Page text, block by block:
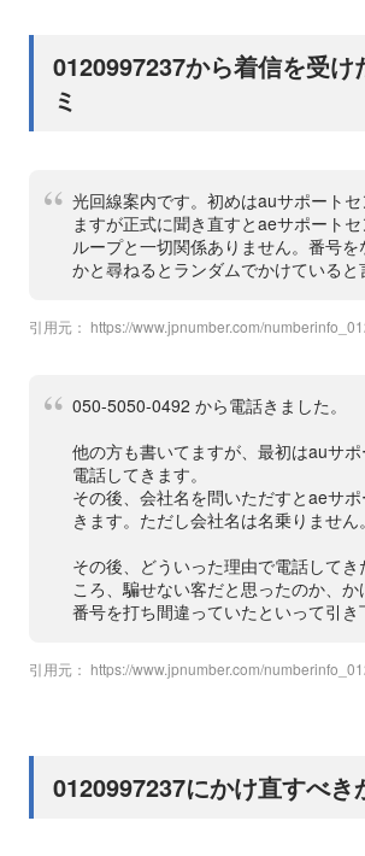
0120997237から着信を受け
ミ
光回線案内です。初めはauサポート
ますが正式に聞き直すとaeサポート
ループと一切関係ありません。番号を
かと尋ねるとランダムでかけていると
引用元： https://www.jpnumber.com/
050-5050-0492 から電話きました。
他の方も書いてますが、最初はauサ
電話してきます。
その後、会社名を問いただすとaeサ
きます。ただし会社名は名乗りません。
その後、どういった理由で電話してき
ころ、騙せない客だと思ったのか、
番号を打ち間違っていたといって引き
引用元： https://www.jpnumber.com/
0120997237にかけ直すべき